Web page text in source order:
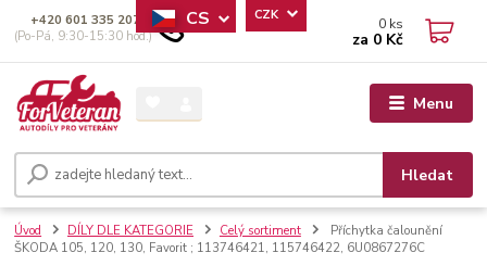
Menu
CS CZK
Hledat
+420 601 335 207
(Po-Pá, 9:30-15:30 hod.)
0 ks
za 0 Kč
Úvod DÍLY DLE KATEGORIE Celý sortiment
Příchytka čalounění
ŠKODA 105, 120, 130, Favorit ; 113746421, 115746422, 6U0867276C